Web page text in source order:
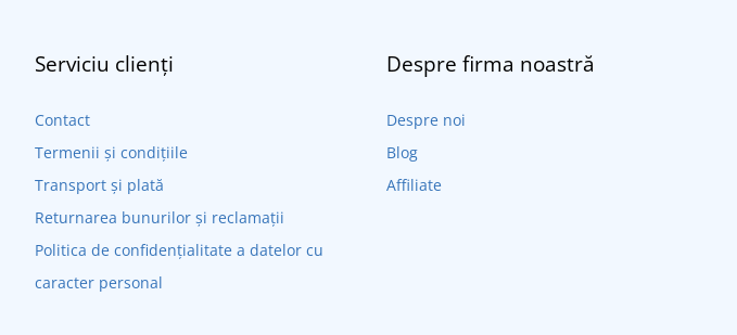
Serviciu clienți
Contact
Termenii și condițiile
Transport și plată
Returnarea bunurilor și reclamații
Politica de confidențialitate a datelor cu
caracter personal
Despre firma noastră
Despre noi
Blog
Affiliate